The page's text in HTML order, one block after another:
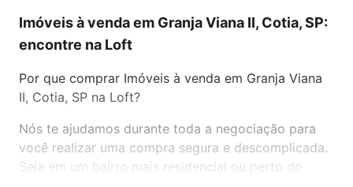
Imóveis à venda em Granja Viana II, Cotia, SP:
encontre na Loft
Por que comprar Imóveis à venda em Granja Viana
II, Cotia, SP na Loft?
Nós te ajudamos durante toda a negociação para
você realizar uma compra segura e descomplicada.
Seja em um bairro mais residencial ou perto do